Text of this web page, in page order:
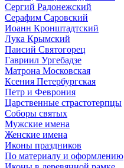
Сергий Радонежский
Серафим Саровский
Иоанн Кронштадтский
Лука Крымский
Паисий Святогорец
Гавриил Ургебадзе
Матрона Московская
Ксения Петербургская
Петр и Феврония
Царственные страстотерпцы
Соборы святых
Мужские имена
Женские имена
Иконы праздников
По материалу и оформлению